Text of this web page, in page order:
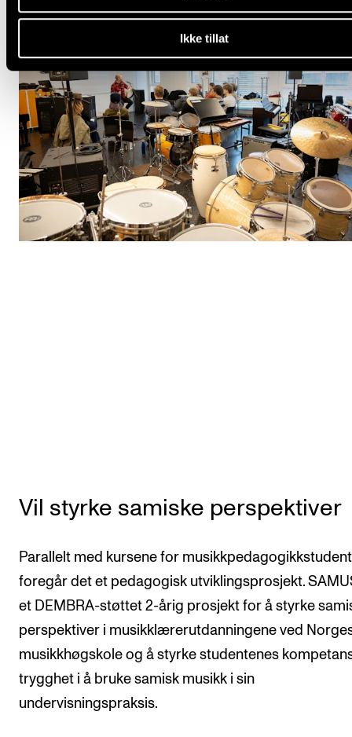
Ikke tillat
Vil styrke samiske perspektiver
Parallelt med kursene for
foregår det et pedagogisk utviklingsprosjekt.
et DEMBRA-støttet 2-årig prosjekt for å styrke
perspektiver i musikklærerutdanningene ved
musikkhøgskole og å styrke studentenes
trygghet i å bruke samisk musikk i sin
undervisningspraksis.